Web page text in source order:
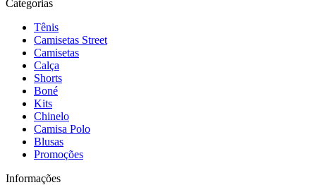
Categorias
Tênis
Camisetas Street
Camisetas
Calça
Shorts
Boné
Kits
Chinelo
Camisa Polo
Blusas
Promoções
Informações